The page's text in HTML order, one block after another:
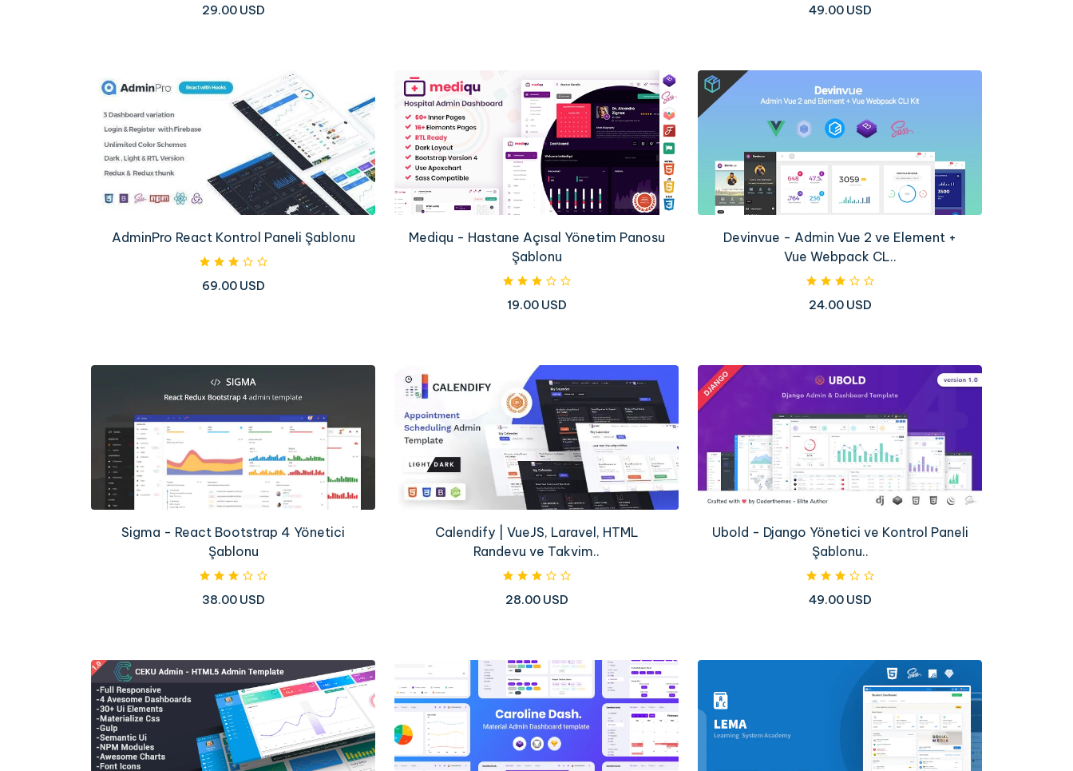
29.00 USD 49.00 USD
AdminPro React Kontrol Paneli Şablonu
69.00 USD
Mediqu - Hastane Açısal Yönetim Panosu
Şablonu
19.00 USD
Devinvue - Admin Vue 2 ve Element +
Vue Webpack CL..
24.00 USD
Sigma - React Bootstrap 4 Yönetici
Şablonu
38.00 USD
Calendify | VueJS, Laravel, HTML
Randevu ve Takvim..
28.00 USD
Ubold - Django Yönetici ve Kontrol Paneli
Şablonu..
49.00 USD